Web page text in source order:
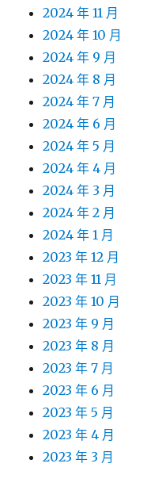
2024 年 11 月
2024 年 10 月
2024 年 9 月
2024 年 8 月
2024 年 7 月
2024 年 6 月
2024 年 5 月
2024 年 4 月
2024 年 3 月
2024 年 2 月
2024 年 1 月
2023 年 12 月
2023 年 11 月
2023 年 10 月
2023 年 9 月
2023 年 8 月
2023 年 7 月
2023 年 6 月
2023 年 5 月
2023 年 4 月
2023 年 3 月